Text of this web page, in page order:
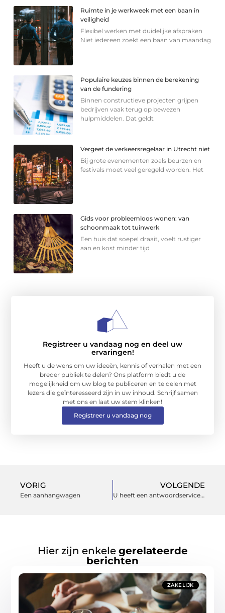
Ruimte in je werkweek met een baan in
veiligheid
Flexibel werken met duidelijke afspraken
Niet iedereen zoekt een baan van maandag
Populaire keuzes binnen de berekening
van de fundering
Binnen constructieve projecten grijpen
bedrijven vaak terug op bewezen
hulpmiddelen. Dat geldt
Vergeet de verkeersregelaar in Utrecht niet
Bij grote evenementen zoals beurzen en
festivals moet veel geregeld worden. Het
Gids voor probleemloos wonen: van
schoonmaak tot tuinwerk
Een huis dat soepel draait, voelt rustiger
aan en kost minder tijd
Registreer u vandaag nog en deel uw
ervaringen!
Heeft u de wens om uw ideeën, kennis of verhalen met een
breder publiek te delen? Ons platform biedt u de
mogelijkheid om uw blog te publiceren en te delen met
lezers die geïnteresseerd zijn in uw inhoud. Schrijf samen
met ons en laat uw stem klinken!
Registreer u vandaag nog
VORIG
Een aanhangwagen
VOLGENDE
U heeft een antwoordservice nodig
Hier zijn enkele gerelateerde
berichten
ZAKELIJK